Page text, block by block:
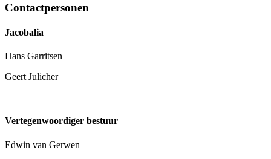
Contactpersonen
Jacobalia
Hans Garritsen
Geert Julicher
Vertegenwoordiger bestuur
Edwin van Gerwen